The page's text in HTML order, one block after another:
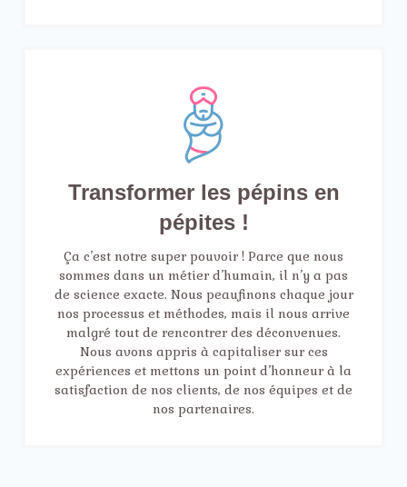
Transformer les pépins en
pépites !
Ça c’est notre super pouvoir ! Parce que nous
sommes dans un métier d’humain, il n’y a pas
de science exacte. Nous peaufinons chaque jour
nos processus et méthodes, mais il nous arrive
malgré tout de rencontrer des déconvenues.
Nous avons appris à capitaliser sur ces
expériences et mettons un point d’honneur à la
satisfaction de nos clients, de nos équipes et de
nos partenaires.